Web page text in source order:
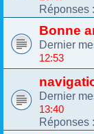
Réponses :
Bonne
Dernier
12:53
Dernier
13:40
Réponses :